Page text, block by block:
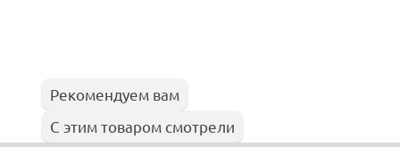
Рекомендуем вам
С этим товаром смотрели